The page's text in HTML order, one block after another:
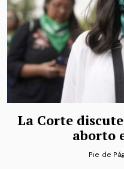
La Corte
aborto
Pie de